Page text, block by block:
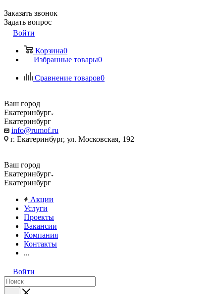
Заказать звонок
Задать вопрос
Войти
Корзина0
Избранные товары0
Сравнение товаров0
Ваш город
Екатеринбург
Екатеринбург
info@rumof.ru
г. Екатеринбург, ул. Московская, 192
Ваш город
Екатеринбург
Екатеринбург
Акции
Услуги
Проекты
Вакансии
Компания
Контакты
...
Войти